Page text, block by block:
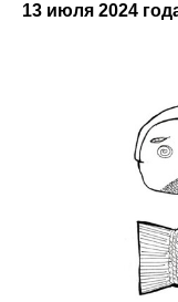
13 июля 2024